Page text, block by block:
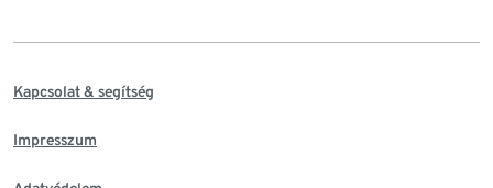
Kapcsolat & segítség
Impresszum